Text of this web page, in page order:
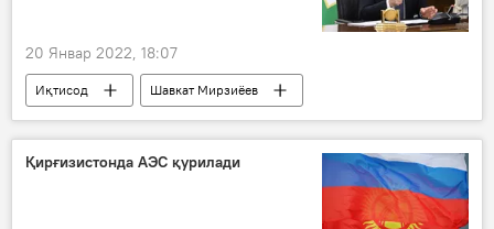
20 Январ 2022, 18:07
Иқтисод Шавкат Мирзиёев
Қирғизистонда АЭС қурилади